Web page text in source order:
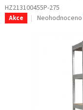
HZ213100455P-275
Akce
Průměrné
Neohodnoceno